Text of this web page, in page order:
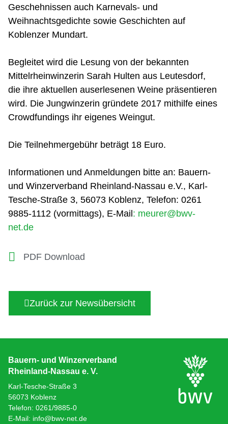
Geschehnissen auch Karnevals- und
Weihnachtsgedichte sowie Geschichten auf
Koblenzer Mundart.
Begleitet wird die Lesung von der bekannten
Mittelrheinwinzerin Sarah Hulten aus Leutesdorf,
die ihre aktuellen auserlesenen Weine präsentieren
wird. Die Jungwinzerin gründete 2017 mithilfe eines
Crowdfundings ihr eigenes Weingut.
Die Teilnehmergebühr beträgt 18 Euro.
Informationen und Anmeldungen bitte an: Bauern-
und Winzerverband Rheinland-Nassau e.V., Karl-
Tesche-Straße 3, 56073 Koblenz, Telefon: 0261
9885-1112 (vormittags), E-Mail: meurer@bwv-
net.de
PDF Download
Zurück zur Newsübersicht
Bauern- und Winzerverband
Rheinland-Nassau e. V.
Karl-Tesche-Straße 3
56073 Koblenz
Telefon: 0261/9885-0
E-Mail: info@bwv-net.de